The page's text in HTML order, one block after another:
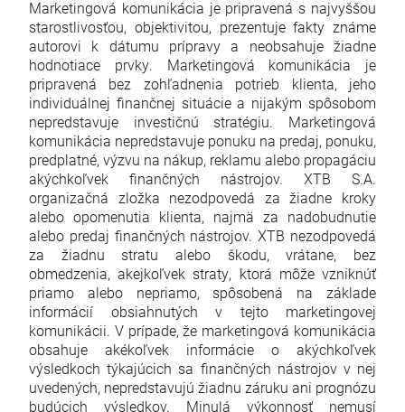
Marketingová komunikácia je pripravená s najvyššou
starostlivosťou, objektivitou, prezentuje fakty známe
autorovi k dátumu prípravy a neobsahuje žiadne
hodnotiace prvky. Marketingová komunikácia je
pripravená bez zohľadnenia potrieb klienta, jeho
individuálnej finančnej situácie a nijakým spôsobom
nepredstavuje investičnú stratégiu. Marketingová
komunikácia nepredstavuje ponuku na predaj, ponuku,
predplatné, výzvu na nákup, reklamu alebo propagáciu
akýchkoľvek finančných nástrojov. XTB S.A.
organizačná zložka nezodpovedá za žiadne kroky
alebo opomenutia klienta, najmä za nadobudnutie
alebo predaj finančných nástrojov. XTB nezodpovedá
za žiadnu stratu alebo škodu, vrátane, bez
obmedzenia, akejkoľvek straty, ktorá môže vzniknúť
priamo alebo nepriamo, spôsobená na základe
informácií obsiahnutých v tejto marketingovej
komunikácii. V prípade, že marketingová komunikácia
obsahuje akékoľvek informácie o akýchkoľvek
výsledkoch týkajúcich sa finančných nástrojov v nej
uvedených, nepredstavujú žiadnu záruku ani prognózu
budúcich výsledkov. Minulá výkonnosť nemusí